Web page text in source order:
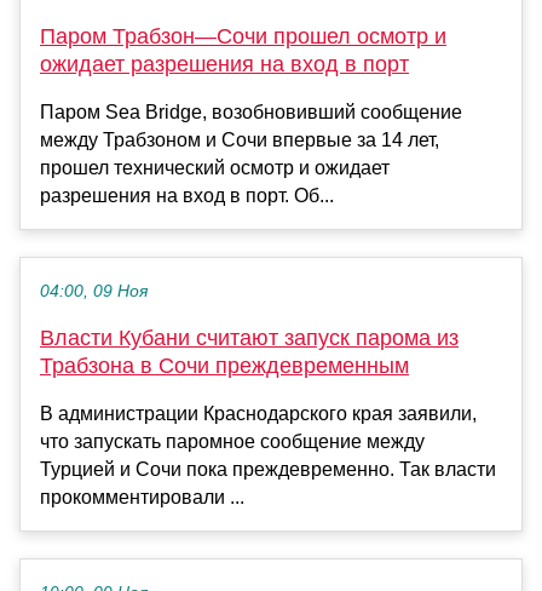
Паром Трабзон—Сочи прошел осмотр и
ожидает разрешения на вход в порт
Паром Sea Bridge, возобновивший сообщение
между Трабзоном и Сочи впервые за 14 лет,
прошел технический осмотр и ожидает
разрешения на вход в порт. Об...
04:00, 09 Ноя
Власти Кубани считают запуск парома из
Трабзона в Сочи преждевременным
В администрации Краснодарского края заявили,
что запускать паромное сообщение между
Турцией и Сочи пока преждевременно. Так власти
прокомментировали ...